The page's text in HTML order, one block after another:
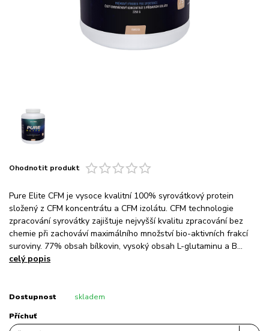
Ohodnotit produkt
Pure Elite CFM je vysoce kvalitní 100% syrovátkový protein
složený z CFM koncentrátu a CFM izolátu. CFM technologie
zpracování syrovátky zajištuje nejvyšší kvalitu zpracování bez
chemie při zachováví maximálního množství bio-aktivních frakcí
suroviny. 77% obsah bílkovin, vysoký obsah L-glutaminu a B...
celý popis
Dostupnost skladem
Příchuť